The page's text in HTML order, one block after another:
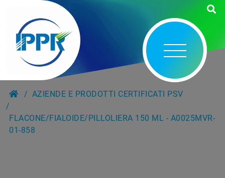
AZIENDE E PRODOTTI CERTIFICATI PSV
FLACONE/FIALOIDE/PILLOLIERA 150 ML - A0025MVR-
01-858